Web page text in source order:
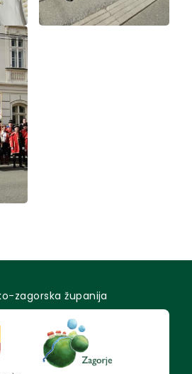
zagorska županija